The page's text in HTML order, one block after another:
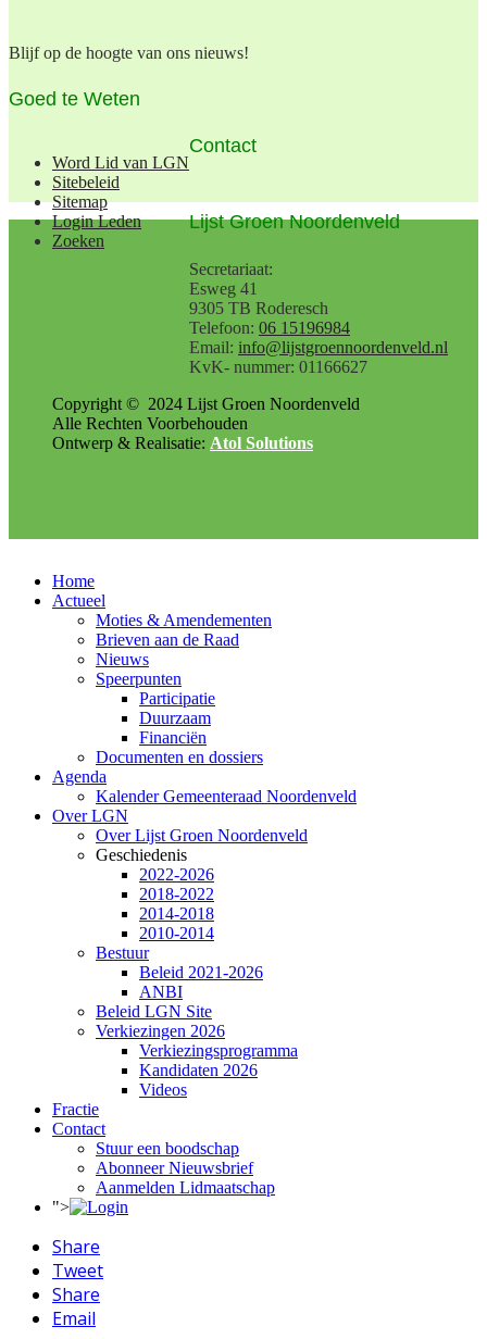
Blijf op de hoogte van ons nieuws!
Goed te Weten
Word Lid van LGN
Sitebeleid
Sitemap
Login Leden
Zoeken
Contact
Lijst Groen Noordenveld
Secretariaat:
Esweg 41
9305 TB Roderesch
Telefoon: 06 15196984
Email: info@lijstgroennoordenveld.nl
KvK- nummer: 01166627
Copyright © 2024 Lijst Groen Noordenveld
Alle Rechten Voorbehouden
Ontwerp & Realisatie: Atol Solutions
Home
Actueel
Moties & Amendementen
Brieven aan de Raad
Nieuws
Speerpunten
Participatie
Duurzaam
Financiën
Documenten en dossiers
Agenda
Kalender Gemeenteraad Noordenveld
Over LGN
Over Lijst Groen Noordenveld
Geschiedenis
2022-2026
2018-2022
2014-2018
2010-2014
Bestuur
Beleid 2021-2026
ANBI
Beleid LGN Site
Verkiezingen 2026
Verkiezingsprogramma
Kandidaten 2026
Videos
Fractie
Contact
Stuur een boodschap
Abonneer Nieuwsbrief
Aanmelden Lidmaatschap
">
Share
Tweet
Share
Email